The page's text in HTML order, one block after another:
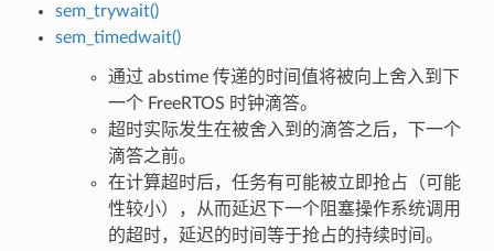
sem_trywait()
sem_timedwait()
通过 abstime 传递的时间值将被向上舍入到下
一个 FreeRTOS 时钟滴答。
超时实际发生在被舍入到的滴答之后，下一个
滴答之前。
在计算超时后，任务有可能被立即抢占（可能
性较小），从而延迟下一个阻塞操作系统调用
的超时，延迟的时间等于抢占的持续时间。